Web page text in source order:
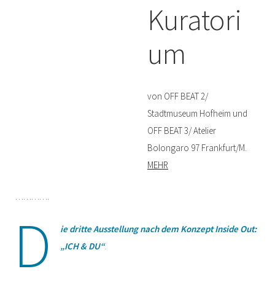
Kuratori
um
von OFF BEAT 2/
Stadtmuseum Hofheim und
OFF BEAT 3/ Atelier
Bolongaro 97 Frankfurt/M.
MEHR
………….
D
ie dritte Ausstellung nach dem Konzept Inside Out:
„ICH & DU“.